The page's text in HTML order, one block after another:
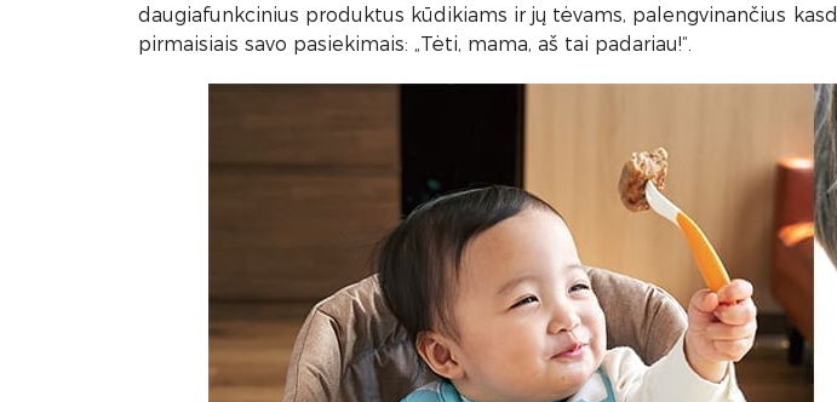
daugiafunkcinius produktus kūdikiams ir jų tėvams, palengvinančius
pirmaisiais savo pasiekimais: „Tėti, mama, aš tai padariau!“.